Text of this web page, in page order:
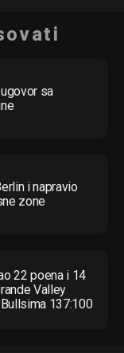
sa
i napravio
zone
22 poena i 14
Valley
137:100